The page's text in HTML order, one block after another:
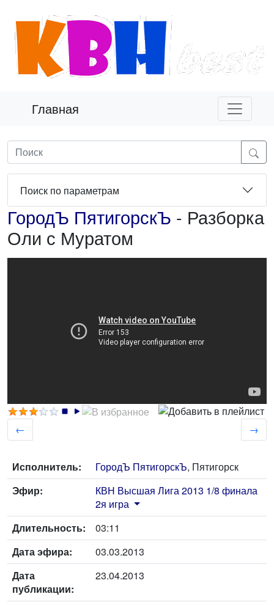
Главная
Поиск по параметрам
ГородЪ ПятигорскЪ - Разборка
Оли с Муратом
← →
Исполнитель: ГородЪ ПятигорскЪ, Пятигорск
Эфир:
КВН Высшая Лига 2013 1/8 финала
2я игра
Длительность:
03:11
Дата эфира:
03.03.2013
Дата
публикации:
23.04.2013